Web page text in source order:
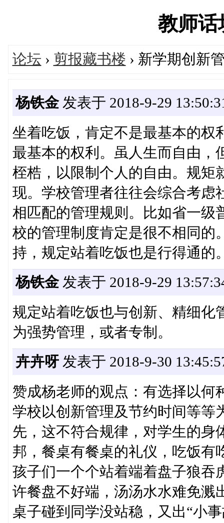
教师话
论坛 › 剪报藏书楼 › 新学期创新
杨铁金发表于 2018-9-29
坐着吃饭，肯定不是最基本的权
最基本的权利。虽人生而自由，
桎梏，以限制个人的自由。规矩
现。学校管理者往往会综合考虑
相匹配的管理规则。比如省一级
校的管理制度肯定是很不相同的
持，规定站着吃饭也是行得通的
杨铁金发表于 2018-9-29
规定站着吃饭也与创新、精细化
为强势管理，或者专制。
卉卉呀发表于 2018-9-30
赞成杨老师的观点：有选择以何
学校以创新管理及节约时间等等
先，这不符合规律，对学生的身
邦，餐桌有餐桌的礼仪，吃饭有
孩子们一个个站着端着盘子狼吞
许餐盘不好端，汤汤水水难免溅
桌子碰到同学没站稳，又出“小